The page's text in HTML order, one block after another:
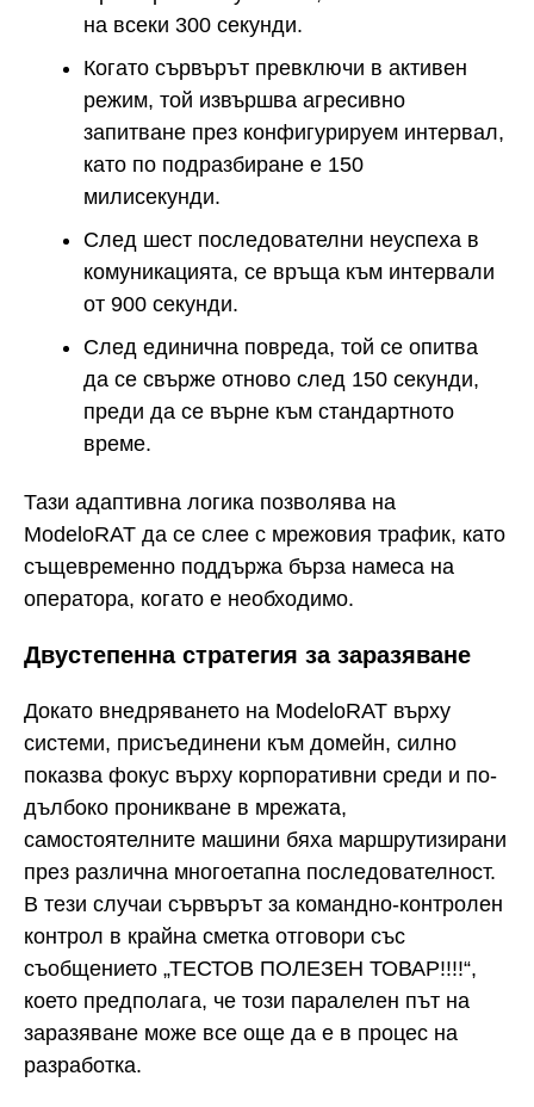
на всеки 300 секунди.
Когато сървърът превключи в активен
режим, той извършва агресивно
запитване през конфигурируем интервал,
като по подразбиране е 150
милисекунди.
След шест последователни неуспеха в
комуникацията, се връща към интервали
от 900 секунди.
След единична повреда, той се опитва
да се свърже отново след 150 секунди,
преди да се върне към стандартното
време.
Тази адаптивна логика позволява на
ModeloRAT да се слее с мрежовия трафик, като
същевременно поддържа бърза намеса на
оператора, когато е необходимо.
Двустепенна стратегия за заразяване
Докато внедряването на ModeloRAT върху
системи, присъединени към домейн, силно
показва фокус върху корпоративни среди и по-
дълбоко проникване в мрежата,
самостоятелните машини бяха маршрутизирани
през различна многоетапна последователност.
В тези случаи сървърът за командно-контролен
контрол в крайна сметка отговори със
съобщението „ТЕСТОВ ПОЛЕЗЕН ТОВАР!!!!“,
което предполага, че този паралелен път на
заразяване може все още да е в процес на
разработка.